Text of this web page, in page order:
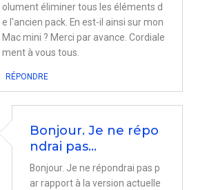
olument éliminer tous les éléments d
e l'ancien pack. En est-il ainsi sur mon
Mac mini ? Merci par avance. Cordiale
ment à vous tous.
RÉPONDRE
Bonjour. Je ne répo
ndrai pas…
Bonjour. Je ne répondrai pas p
ar rapport à la version actuelle